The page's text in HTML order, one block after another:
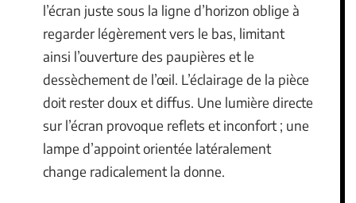
l’écran juste sous la ligne d’horizon oblige à
regarder légèrement vers le bas, limitant
ainsi l’ouverture des paupières et le
dessèchement de l’œil. L’éclairage de la pièce
doit rester doux et diffus. Une lumière directe
sur l’écran provoque reflets et inconfort ; une
lampe d’appoint orientée latéralement
change radicalement la donne.